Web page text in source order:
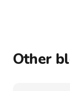
Other